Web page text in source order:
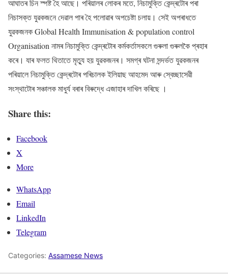
আঘাতৰ চিন স্পষ্ট হৈ আছে। পৰিয়ালৰ লোকৰ মতে, নিচামুক্তি কেন্দ্ৰটোৰ পৰা
নিচাসক্ত যুৱকজনে দেৱাল পাৰ হৈ পলোৱাৰ অপচেষ্টা চলায়। সেই অপৰাধতে
যুৱকজনক Global Health Immunisation & population control
Organisation নামৰ নিচামুক্তি কেন্দ্ৰটোৰ কৰ্মকৰ্তাসকলে গুৰুলা গুৰুলকৈ প্ৰহাৰ
কৰে। যাৰ ফলত থিতাতে মৃত্যু হয় যুৱকজনৰ। সমগ্ৰ ঘটনা সন্দৰ্ভত যুৱকজনৰ
পৰিয়ালে নিচামুক্তি কেন্দ্ৰটোৰ পৰিচালক ইলিয়াছ আহমেদ আৰু স্বেচ্ছাসেৱী
সংস্থাটোৰ সঞ্চালক মাধুৰ্য বৰাৰ বিৰুদ্ধে এজাহাৰ দাখিল কৰিছে ।
Share this:
Facebook
X
More
WhatsApp
Email
LinkedIn
Telegram
Categories: Assamese News